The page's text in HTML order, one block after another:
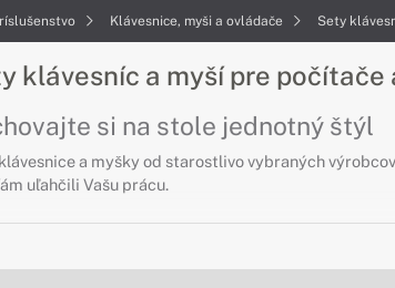
Klávesnice, myši a ovládače Sety
klávesníc a myší pre počítače
si na stole jednotný štýl
a myšky od starostlivo vybraných
uľahčili Vašu prácu.